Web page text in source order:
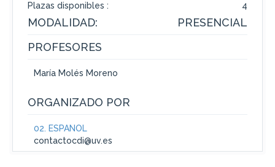
Plazas disponibles : 4
MODALIDAD:
PRESENCIAL
PROFESORES
María Molés Moreno
ORGANIZADO POR
02. ESPAÑOL
contactocdi@uv.es